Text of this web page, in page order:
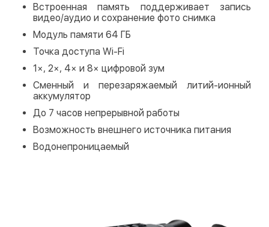
Встроенная память поддерживает запись
видео/аудио и сохранение фото снимка
Модуль памяти 64 ГБ
Точка доступа Wi-Fi
1×, 2×, 4× и 8× цифровой зум
Сменный и перезаряжаемый литий-ионный
аккумулятор
До 7 часов непрерывной работы
Возможность внешнего источника питания
Водонепроницаемый